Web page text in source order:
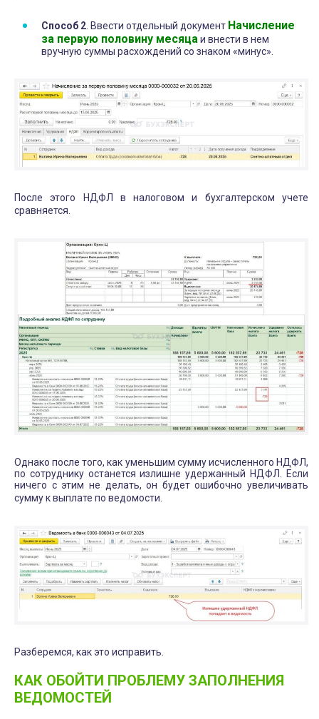
Способ 2 . Ввести отдельный документ Начисление
за первую половину месяца и внести в нем
вручную суммы расхождений со знаком «минус».
После этого НДФЛ в налоговом и бухгалтерском учете
сравняется.
Однако после того, как уменьшим сумму исчисленного НДФЛ,
по сотруднику останется излишне удержанный НДФЛ. Если
ничего с этим не делать, он будет ошибочно увеличивать
сумму к выплате по ведомости.
Разберемся, как это исправить.
КАК ОБОЙТИ ПРОБЛЕМУ ЗАПОЛНЕНИЯ
ВЕДОМОСТЕЙ